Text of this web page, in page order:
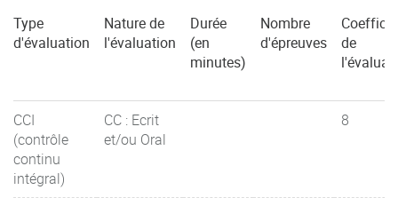
Type
d'évaluation
Nature de
l'évaluation
Durée
(en
minutes)
Nombre
d'épreuves
de
CCI
(contrôle
continu
intégral)
CC : Ecrit
et/ou Oral
8